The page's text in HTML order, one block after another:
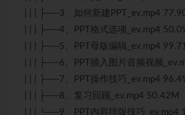
| | | ├──3、如何新建PPT_ev.mp4
| | | ├──4、PPT格式选项_ev.mp4
| | | ├──5、PPT母版编辑_ev.mp4
| | | ├──6、PPT插入图片音频视频
| | | ├──7、PPT操作技巧_ev.mp4
| | | ├──8、复习回顾_ev.mp4 50.42M
| | | └──9、PPT内容排版技巧_ev.mp4